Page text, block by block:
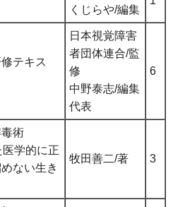
くじらや/編集
テキス
日本視覚障害
者団体連合/監
修
中野泰志/編集
代表
6
術
学的に正
ない生き
牧田善二/著 3